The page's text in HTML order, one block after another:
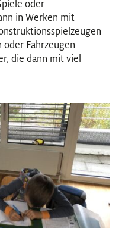
oder
in Werken mit
Fahrzeugen
die dann mit viel